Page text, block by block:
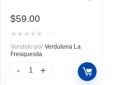
$59.00
★ ★ ★ ★ ★
Vendido por Verduleria La
Fresquesita